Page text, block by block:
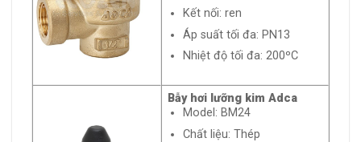
Kết nối: ren
Áp suất tối đa: PN13
Nhiệt độ tối đa: 200ºC
Bẫy hơi lưỡng kim Adca
Model: BM24
Chất liệu: Thép